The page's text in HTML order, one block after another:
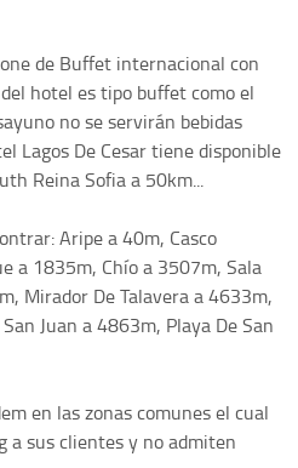
de Buffet internacional con
hotel es tipo buffet como el
no se servirán bebidas
Lagos De Cesar tiene disponible
Reina Sofia a 50km...
Aripe a 40m, Casco
a 1835m, Chío a 3507m, Sala
Mirador De Talavera a 4633m,
Juan a 4863m, Playa De San
en las zonas comunes el cual
a sus clientes y no admiten